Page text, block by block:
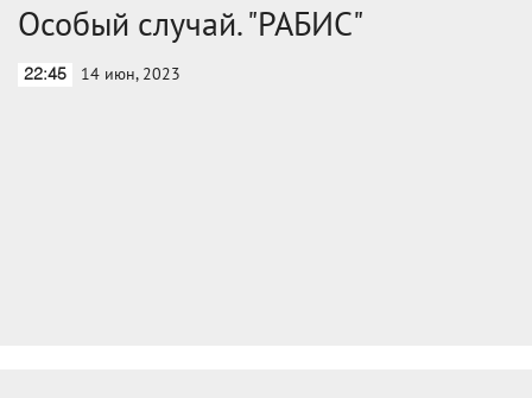
Особый случай. "РАБИС"
22:45 14 июн, 2023